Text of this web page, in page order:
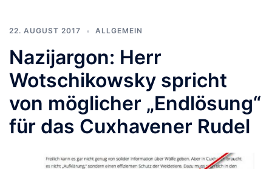
22. AUGUST 2017 ALLGEMEIN
Nazijargon: Herr
Wotschikowsky spricht
von möglicher „Endlösung“
für das Cuxhavener Rudel